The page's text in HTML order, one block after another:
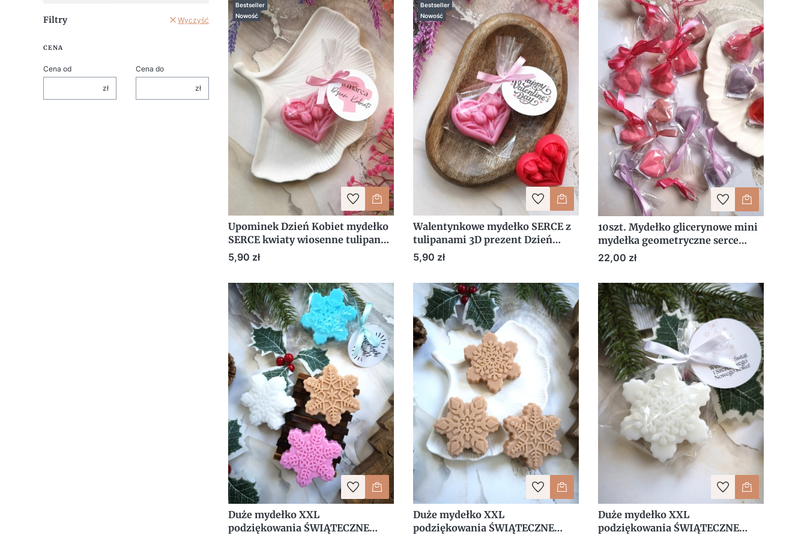
Filtry Wyczyść
CENA
Cena od
zł
Cena do
zł
Bestseller
Nowość
Upominek Dzień Kobiet mydełko
SERCE kwiaty wiosenne tulipany z
dedykacją
Cena
5,90 zł
Bestseller
Nowość
Walentynkowe mydełko SERCE z
tulipanami 3D prezent Dzień
Cena
5,90 zł
10szt. Mydełko glicerynowe mini
mydełka geometryczne serce
serca mix
Cena
22,00 zł
Duże mydełko XXL
podziękowania ŚWIĄTECZNE
Duże mydełko XXL
podziękowania ŚWIĄTECZNE
Duże mydełko XXL
podziękowania ŚWIĄTECZNE